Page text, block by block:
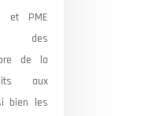
et PME
des
de la
aux
bien les